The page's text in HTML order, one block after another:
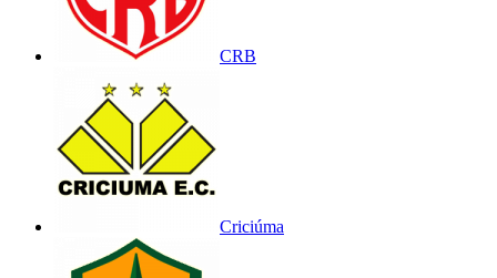
CRB
Criciúma